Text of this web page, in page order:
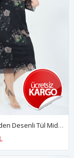
Büyük Beden Desenli Tül Midi Elbise 26B-2806